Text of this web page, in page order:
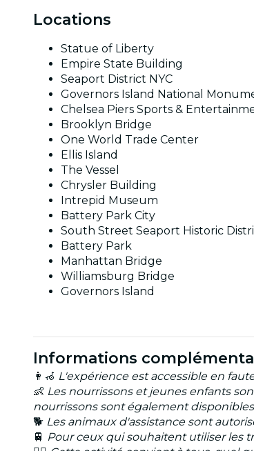
Locations
Statue of Liberty
Empire State Building
Seaport District NYC
Governors Island National
Chelsea Piers Sports &
Brooklyn Bridge
One World Trade Center
Ellis Island
The Vessel
Chrysler Building
Intrepid Museum
Battery Park City
South Street Seaport Historic
Battery Park
Manhattan Bridge
Williamsburg Bridge
Governors Island
Informations
👩‍🦽 L'expérience est accessible en
👶 Les nourrissons et jeunes enfants
nourrissons sont également
🐕 Les animaux d'assistance sont
🚆 Pour ceux qui souhaitent utiliser les